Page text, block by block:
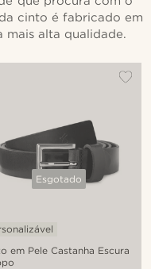
cinto é fabricado em
mais alta qualidade.
Esgotado
em Pele Castanha Escura